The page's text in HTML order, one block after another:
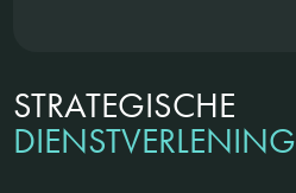
STRATEGISCHE
DIENSTVERLENING